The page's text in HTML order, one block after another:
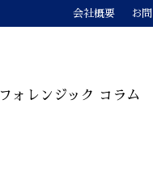
会社概要 お
フォレンジック コラム